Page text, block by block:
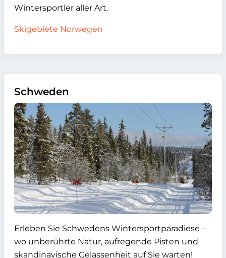
Wintersportler aller Art.
Skigebiete Norwegen
Schweden
Erleben Sie Schwedens Wintersportparadiese –
wo unberührte Natur, aufregende Pisten und
skandinavische Gelassenheit auf Sie warten!